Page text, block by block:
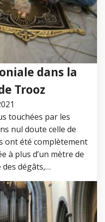
dans la
Trooz
touchées par les
nul doute celle de
ont été complètement
à plus d’un mètre de
des dégâts,…